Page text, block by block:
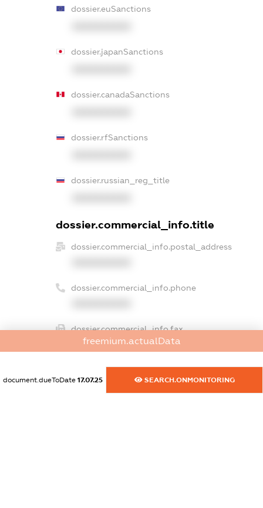
dossier.euSanctions
dossier.japanSanctions
dossier.canadaSanctions
dossier.rfSanctions
dossier.russian_reg_title
dossier.commercial_info.title
dossier.commercial_info.postal_address
dossier.commercial_info.phone
dossier.commercial_info.fax
XXXXXXXXXX
dossier.commercial_info.email
freemium.actualData
document.dueToDate 17.07.25 SEARCH.ONMONITORING